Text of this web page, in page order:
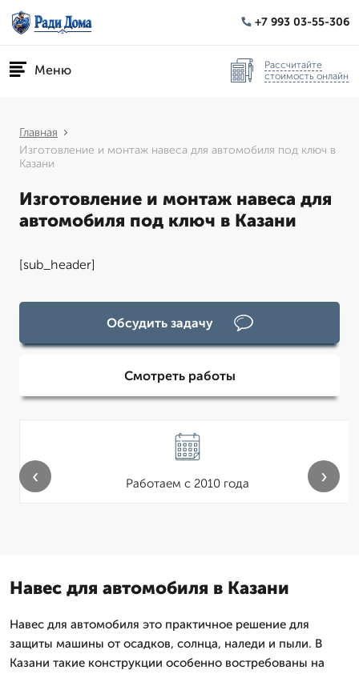
+7 993 03-55-306
Меню
Рассчитайте
стоимость онлайн
Главная
Изготовление и монтаж навеса для автомобиля под ключ в
Казани
Изготовление и монтаж навеса для
автомобиля под ключ в Казани
[sub_header]
Обсудить задачу
Смотреть работы
Работаем с 2010 года
‹ ›
Навес для автомобиля в Казани
Навес для автомобиля это практичное решение для
защиты машины от осадков, солнца, наледи и пыли. В
Казани такие конструкции особенно востребованы на